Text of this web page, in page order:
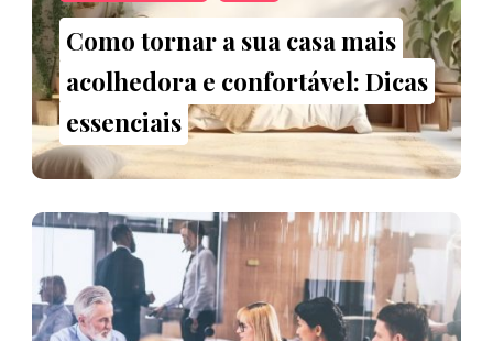
Como tornar a sua casa mais
acolhedora e confortável: Dicas
essenciais